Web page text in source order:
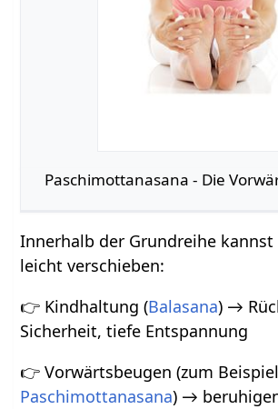
Paschimottanasana - Die
Innerhalb der Grundreihe kannst
leicht verschieben:
👉 Kindhaltung (Balasana) →
Sicherheit, tiefe Entspannung
👉 Vorwärtsbeugen (zum Beispiel
Paschimottanasana) →